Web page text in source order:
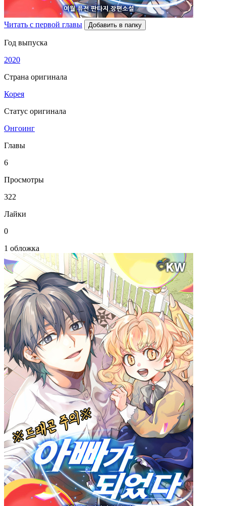
Читать с первой главы Добавить в папку
Год выпуска
2020
Страна оригинала
Корея
Статус оригинала
Онгоинг
Главы
6
Просмотры
322
Лайки
0
1 обложка